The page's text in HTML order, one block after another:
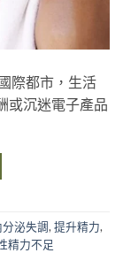
際都市，生活
或沉迷電子產品
分泌失調,提升精力,
精力不足